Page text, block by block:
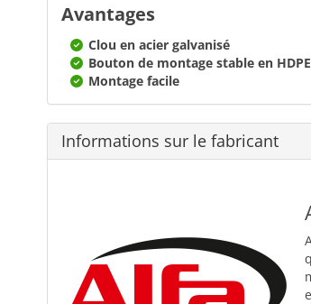
Avantages
Clou en acier galvanisé
Bouton de montage stable en HDPE
Montage facile
Informations sur le fabricant